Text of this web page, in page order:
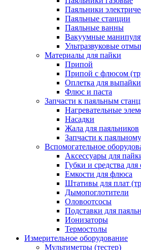
Паяльники
Паяльные станции
Паяльные ванны
Вакуумные
Ультразвуковые
Материалы для пайки
Припой
Припой с флюсом
Оплетка для выпайки
Флюс и паста
Запчасти к паяльным
Нагревательные
Насадки
Жала для паяльников
Запчасти к
Вспомогательное
Аксессуары для
Губки и средства
Емкости для флюса
Штативы для плат
Дымопоглотители
Оловоотсосы
Подставки для
Ионизаторы
Термостолы
Измерительное оборудование
Мультиметры (тестер)